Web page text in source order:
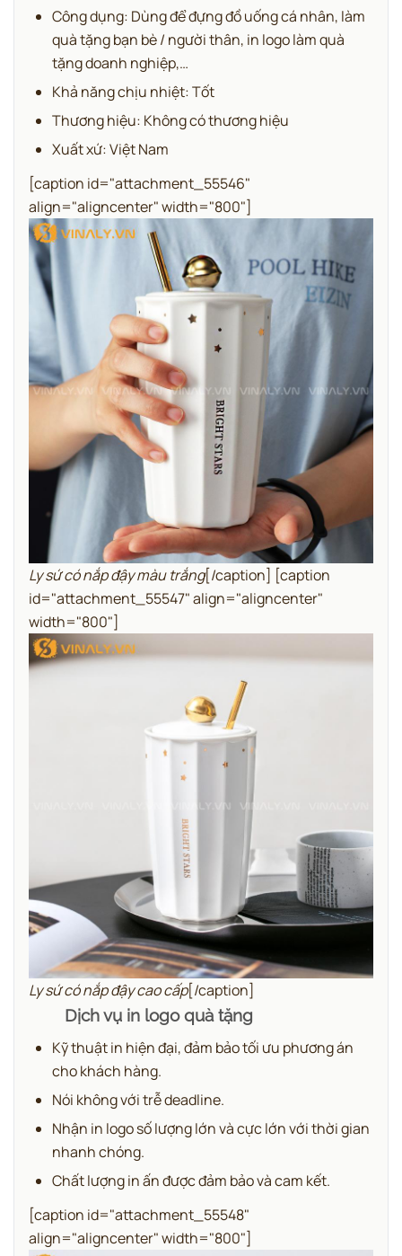
Công dụng: Dùng để đựng đồ uống cá nhân, làm
quà tặng bạn bè / người thân, in logo làm quà
tặng doanh nghiệp,…
Khả năng chịu nhiệt: Tốt
Thương hiệu: Không có thương hiệu
Xuất xứ: Việt Nam
[caption id="attachment_55546"
align="aligncenter" width="800"]
Ly sứ có nắp đậy màu trắng[/caption] [caption
id="attachment_55547" align="aligncenter"
width="800"]
Ly sứ có nắp đậy cao cấp[/caption]
Dịch vụ in logo quà tặng
Kỹ thuật in hiện đại, đảm bảo tối ưu phương án
cho khách hàng.
Nói không với trễ deadline.
Nhận in logo số lượng lớn và cực lớn với thời gian
nhanh chóng.
Chất lượng in ấn được đảm bảo và cam kết.
[caption id="attachment_55548"
align="aligncenter" width="800"]